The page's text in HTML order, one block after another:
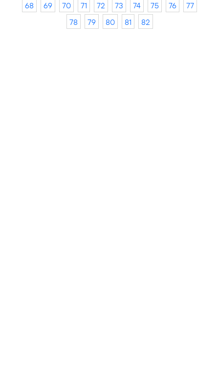
68
69 70 71 72 73 74 75 76
77
78
79 80 81 82